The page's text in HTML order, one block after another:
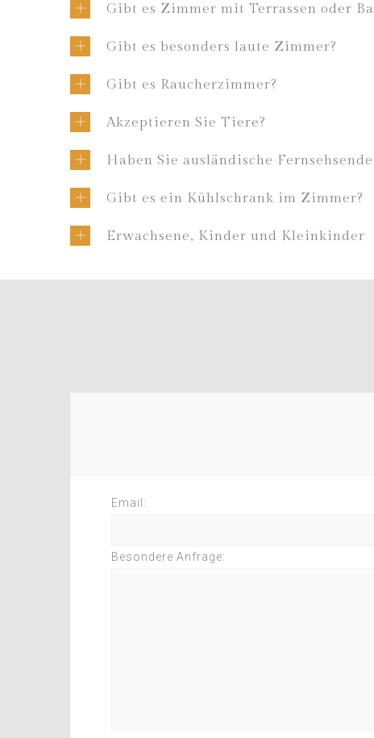
Gibt es Zimmer mit Terrassen oder
Gibt es besonders laute Zimmer?
Gibt es Raucherzimmer?
Akzeptieren Sie Tiere?
Haben Sie ausländische
Gibt es ein Kühlschrank im Zimmer?
Erwachsene, Kinder und Kleinkinder
Email:
Besondere Anfrage: